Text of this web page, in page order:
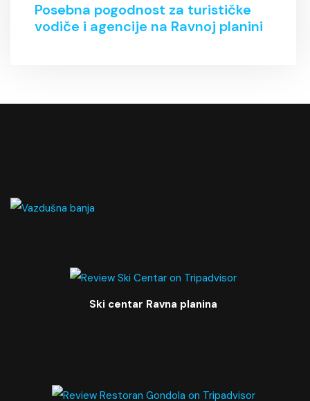
Posebna pogodnost za turističke
vodiče i agencije na Ravnoj planini
Ski centar Ravna planina